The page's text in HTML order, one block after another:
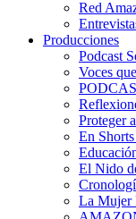
Red
Producciones
Podcast
Voces
Proteger
En
El Nido
La Mujer